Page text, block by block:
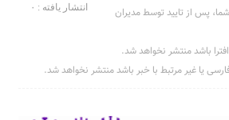
انتشار یافته : ۰
پس از تایید توسط مدیران
باشد منتشر نخواهد شد.
یا غیر مرتبط با خبر باشد منتشر نخواهد شد.